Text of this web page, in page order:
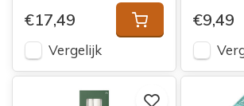
€17,49
Vergelijk
€9,49